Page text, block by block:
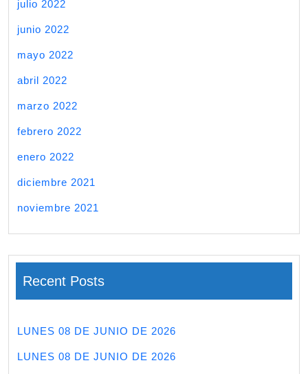
julio 2022
junio 2022
mayo 2022
abril 2022
marzo 2022
febrero 2022
enero 2022
diciembre 2021
noviembre 2021
Recent Posts
LUNES 08 DE JUNIO DE 2026
LUNES 08 DE JUNIO DE 2026